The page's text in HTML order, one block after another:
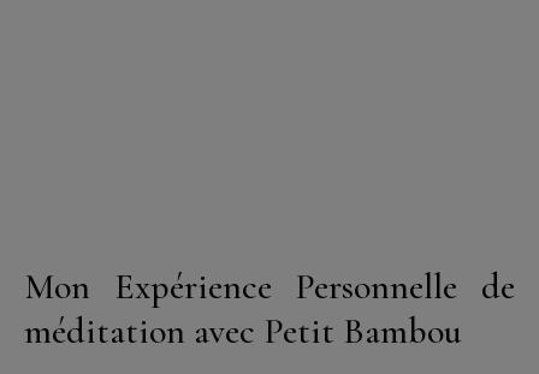
Mon Expérience Personnelle de
méditation avec Petit Bambou